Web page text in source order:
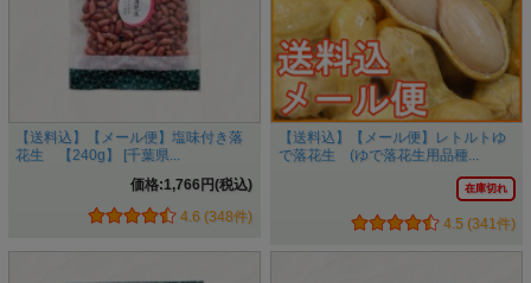
【送料込】【メール便】塩味付き落
花生 【240g】 [千葉県...
価格:1,766円(税込)
4.6 (348件)
【送料込】【メール便】レトルトゆ
で落花生 (ゆで落花生用品種...
在庫切れ
4.5 (341件)